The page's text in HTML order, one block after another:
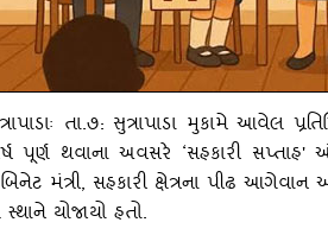
તા.૭: સુત્રાપાડા મુકામે આવેલ
પૂર્ણ થવાના અવસરે ‘સહકારી
મંત્રી, સહકારી ક્ષેત્રના પીઢ
યોજાયો હતો.